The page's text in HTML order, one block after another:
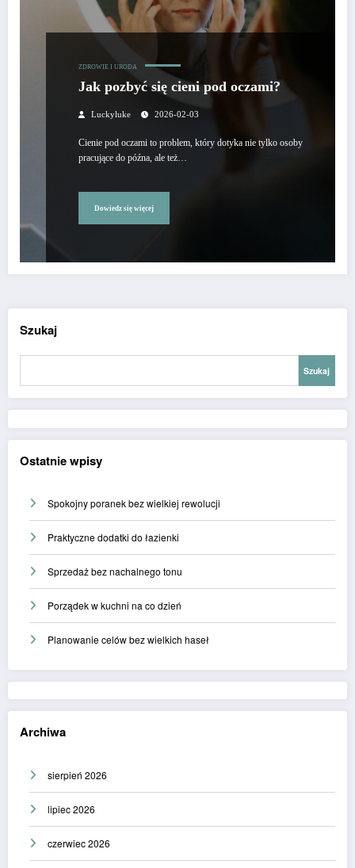
ZDROWIE I URODA
Jak pozbyć się cieni pod oczami?
Luckyluke 2026-02-03
Cienie pod oczami to problem, który dotyka nie tylko osoby
pracujące do późna, ale też…
Dowiedz się więcej
Szukaj
Szukaj
Ostatnie wpisy
Spokojny poranek bez wielkiej rewolucji
Praktyczne dodatki do łazienki
Sprzedaż bez nachalnego tonu
Porządek w kuchni na co dzień
Planowanie celów bez wielkich haseł
Archiwa
sierpień 2026
lipiec 2026
czerwiec 2026